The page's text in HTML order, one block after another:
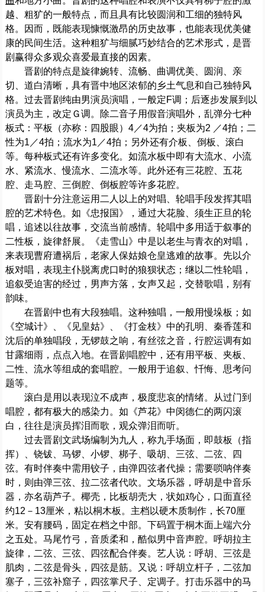
越、粗犷的一般特点，而且具有比较圆润和工细的独特风
格。因而，既能表现慷慨激昂的历史故事，也能表现优美健
康的民间生活。这种粗犷与细腻巧妙结合的艺术形式，是晋
剧赢得众多观众喜爱最直接的因素。
晋剧的特点是旋律婉转、流畅、曲调优美、圆润、亲
切、道白清晰，具有晋中地区浓郁的乡土气息和自己独特风
格。过去晋剧纯由男演员演唱，一般定F调；后逐步发展到以
演员为主，改定Ｇ调。除二音子用假音演唱外，乱弹分七种
板式：平板（亦称：四股眼）4／4为拍；夹板为2 ／4拍；二
性为1／4拍；流水为1／4拍；另外还有介板、倒板、滚白
等。每种板式还有许多变化。如流水板中即有大流水、小流
水、紧流水、慢流水、二流水等。此外还有三花腔、五花
腔、走马腔、三倒腔、倒板腔等许多花腔。
晋剧十分注意运用二人以上的对唱、轮唱手段发挥其唱
腔的艺术特色。如《忠报国》，通过大花脸、须生正旦的轮
唱，追述以往故事，交流当前感情。轮唱中多用适于叙事的
二性板，旋律舒展。《走雪山》中是以老生与青衣的对唱，
来表现曹府遭祸后，老家人保姑娘仓皇逃难的故事。先以介
板对唱，表现主仆脱离虎口时的狼狈状态；继以二性轮唱，
追叙受迫害的经过，男声方落，女声又起，交替歌唱，别有
韵味。
在晋剧中也有大段独唱。这种独唱，一般用慢垛板；如
《空城计》、《见皇姑》、《打金枝》中的孔明、秦香莲和
沈后的单独唱段，无锣鼓之响，有丝弦之音，行腔运调有如
甘露细雨，点点入地。在晋剧唱腔中，还有用平板、夹板、
二性、流水等组成的套唱腔。一般用于追叙、忏悔、思考问
题等。
滚白是用以表现泣不成声，极度悲哀的情绪。从过门到
唱腔，都有极大的感染力。如《芦花》中闵德仁的两闪滚
白，往往是演员挥泪而歌，观众弹泪而听。
过去晋剧文武场编制为九人，称九手场面，即鼓板（指
挥）、铙钹、马锣、小锣、梆子、吸胡、三弦、二弦、四
弦。有时伴奏中需用铰子，由弹四弦者代操；需要唢呐伴奏
时，则由弹三弦、拉二弦者代吹。文场乐器，呼胡是中音乐
器，亦名葫芦子。椰壳，比板胡壳大，状如鸡心，口面直径
约12－13厘米，粘以桐木板。主档以硬木质制作，长70厘
米。安有腰码，固定在档之中部。下码置于桐木面上端六分
之五处。马尾竹弓，音质柔和，酷似男中音声腔。呼胡拉主
旋律，二弦、三弦、四弦配合伴奏。艺人说：呼胡、三弦是
肌肉，二弦是骨头，四弦是筋。又说：呼胡立杆子，二弦加
塞子，三弦补窟子，四弦掌尺子、定调子。打击乐器中的马